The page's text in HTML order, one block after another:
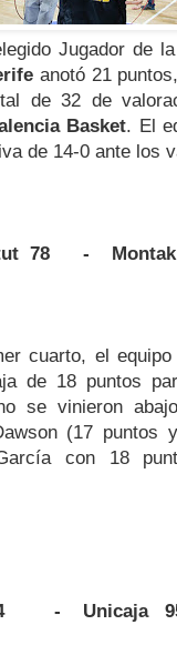
Jugador de
anotó 21
de 32 de
Basket. El
de 14-0 ante los
78 -
cuarto, el
de 18 puntos
se vinieron
(17
con 18
84 - Unicaja